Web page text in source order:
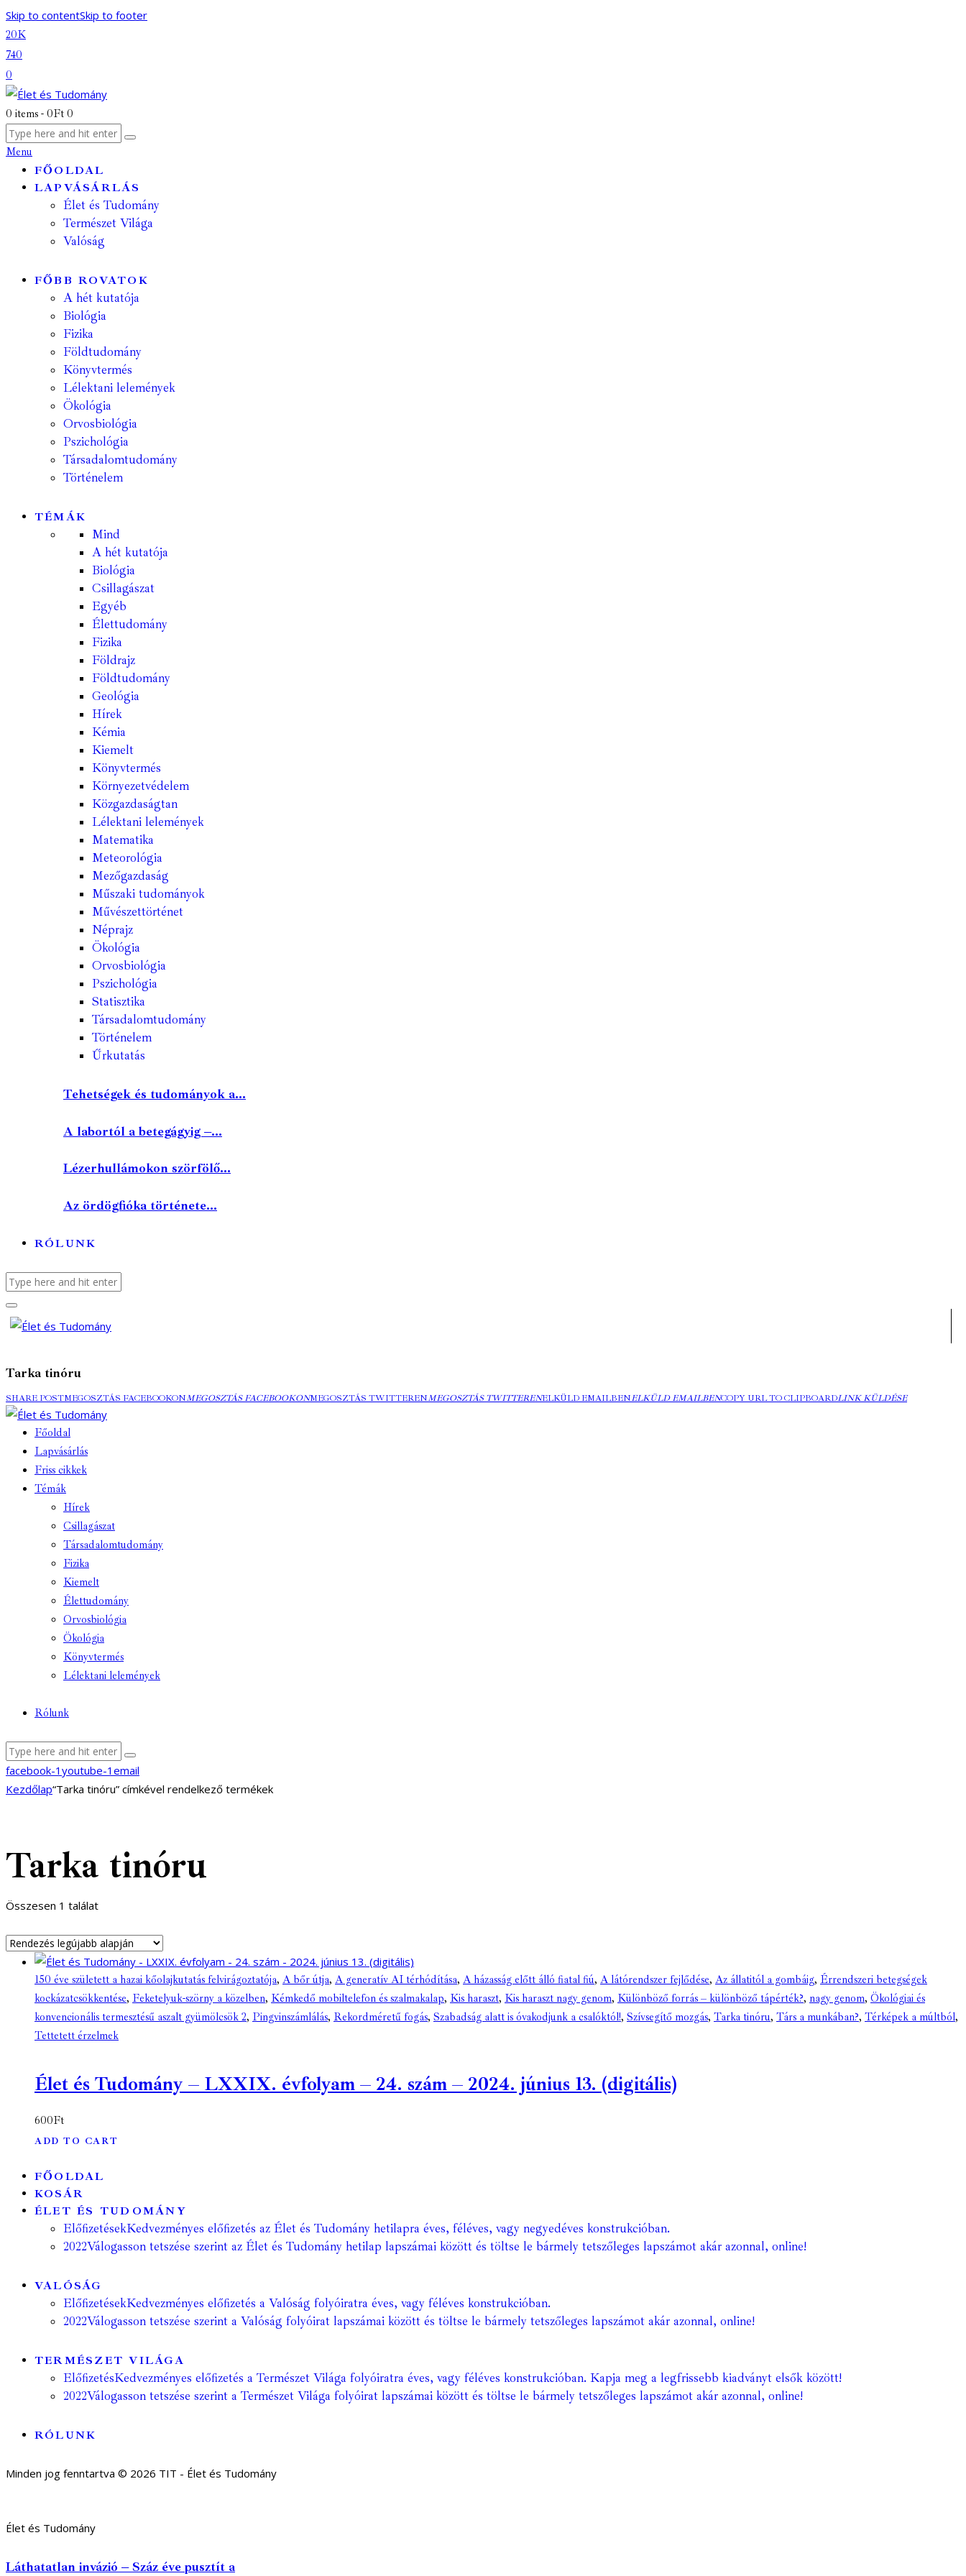
Skip to contentSkip to footer
20K
740
0
0 items - 0Ft 0
Menu
FŐOLDAL
LAPVÁSÁRLÁS
Élet és Tudomány
Természet Világa
Valóság
FŐBB ROVATOK
A hét kutatója
Biológia
Fizika
Földtudomány
Könyvtermés
Lélektani lelemények
Ökológia
Orvosbiológia
Pszichológia
Társadalomtudomány
Történelem
TÉMÁK
Mind
A hét kutatója
Biológia
Csillagászat
Egyéb
Élettudomány
Fizika
Földrajz
Földtudomány
Geológia
Hírek
Kémia
Kiemelt
Könyvtermés
Környezetvédelem
Közgazdaságtan
Lélektani lelemények
Matematika
Meteorológia
Mezőgazdaság
Műszaki tudományok
Művészettörténet
Néprajz
Ökológia
Orvosbiológia
Pszichológia
Statisztika
Társadalomtudomány
Történelem
Űrkutatás
Tehetségek és tudományok a...
A labortól a betegágyig –...
Lézerhullámokon szörfölő...
Az ördögfióka története...
RÓLUNK
Tarka tinóru
SHARE POSTMEGOSZTÁS FACEBOOKONMEGOSZTÁS FACEBOOKONMEGOSZTÁS TWITTERENMEGOSZTÁS TWITTERENELKÜLD EMAILBENELKÜLD EMAILBENCOPY URL TO CLIPBOARDLINK KÜLDÉSE
Főoldal
Lapvásárlás
Friss cikkek
Témák
Hírek
Csillagászat
Társadalomtudomány
Fizika
Kiemelt
Élettudomány
Orvosbiológia
Ökológia
Könyvtermés
Lélektani lelemények
Rólunk
facebook-1 youtube-1 email
Kezdőlap“Tarka tinóru” címkével rendelkező termékek
Tarka tinóru
Összesen 1 találat
150 éve született a hazai kőolajkutatás felvirágoztatója, A bőr útja, A generatív AI térhódítása, A házasság előtt álló fiatal fiú, A látórendszer fejlődése, Az állatitól a gombáig, Érrendszeri betegségek
kockázatcsökkentése, Feketelyuk-szörny a közelben, Kémkedő mobiltelefon és szalmakalap, Kis haraszt, Kis haraszt nagy genom, Különböző forrás – különböző tápérték?, nagy genom, Ökológiai és
konvencionális termesztésű aszalt gyümölcsök 2, Pingvinszámlálás, Rekordméretű fogás, Szabadság alatt is óvakodjunk a csalóktól!, Szívsegítő mozgás, Tarka tinóru, Társ a munkában?, Térképek a múltból,
Tettetett érzelmek
Élet és Tudomány – LXXIX. évfolyam – 24. szám – 2024. június 13. (digitális)
600Ft
ADD TO CART
FŐOLDAL
KOSÁR
ÉLET ÉS TUDOMÁNY
ElőfizetésekKedvezményes előfizetés az Élet és Tudomány hetilapra éves, féléves, vagy negyedéves konstrukcióban.
2022Válogasson tetszése szerint az Élet és Tudomány hetilap lapszámai között és töltse le bármely tetszőleges lapszámot akár azonnal, online!
VALÓSÁG
ElőfizetésekKedvezményes előfizetés a Valóság folyóiratra éves, vagy féléves konstrukcióban.
2022Válogasson tetszése szerint a Valóság folyóirat lapszámai között és töltse le bármely tetszőleges lapszámot akár azonnal, online!
TERMÉSZET VILÁGA
ElőfizetésKedvezményes előfizetés a Természet Világa folyóiratra éves, vagy féléves konstrukcióban. Kapja meg a legfrissebb kiadványt elsők között!
2022Válogasson tetszése szerint a Természet Világa folyóirat lapszámai között és töltse le bármely tetszőleges lapszámot akár azonnal, online!
RÓLUNK
Minden jog fenntartva © 2026 TIT - Élet és Tudomány
Élet és Tudomány
Láthatatlan invázió – Száz éve pusztít a